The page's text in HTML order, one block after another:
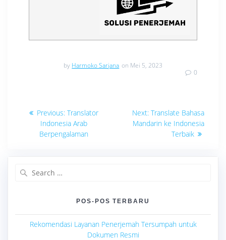
by Harmoko Sarjana on Mei 5, 2023
0
Navigasi
Previous: Previous
post:
Translator
Indonesia Arab
Berpengalaman
Next: Next
post:
Translate Bahasa
Mandarin ke Indonesia
Terbaik
POS-POS TERBARU
Rekomendasi Layanan Penerjemah Tersumpah untuk
Dokumen Resmi